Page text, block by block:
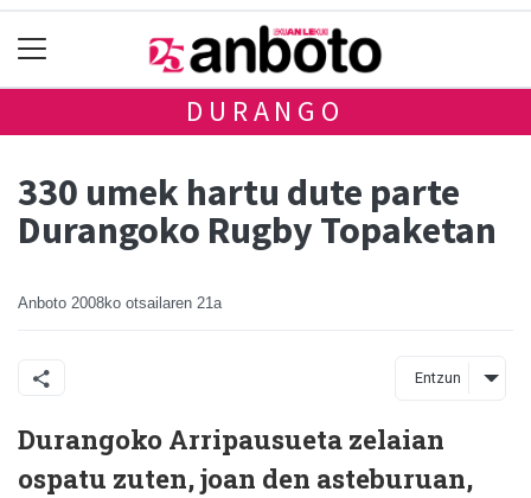
DURANGO
330 umek hartu dute parte
Durangoko Rugby Topaketan
Anboto 2008ko otsailaren 21a
Entzun
Durangoko Arripausueta zelaian
ospatu zuten, joan den asteburuan,